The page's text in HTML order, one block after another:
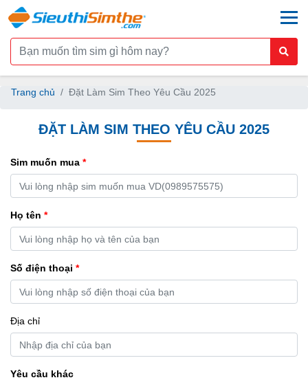
Trang chủ Đặt Làm Sim Theo Yêu Cầu 2025
ĐẶT LÀM SIM THEO YÊU CẦU 2025
Sim muốn mua *
Họ tên *
Số điện thoại *
Địa chỉ
Yêu cầu khác